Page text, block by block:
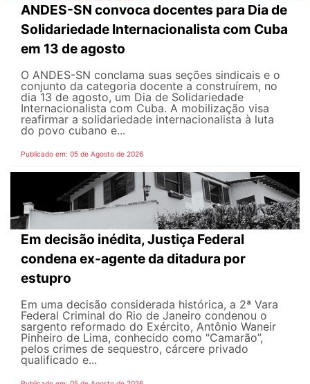
ANDES-SN convoca docentes para Dia de
Solidariedade Internacionalista com Cuba
em 13 de agosto
O ANDES-SN conclama suas seções sindicais e o
conjunto da categoria docente a construírem, no
dia 13 de agosto, um Dia de Solidariedade
Internacionalista com Cuba. A mobilização visa
reafirmar a solidariedade internacionalista à luta
do povo cubano e...
Publicado em: 05 de Agosto de 2026
Em decisão inédita, Justiça Federal
condena ex-agente da ditadura por
estupro
Em uma decisão considerada histórica, a 2ª Vara
Federal Criminal do Rio de Janeiro condenou o
sargento reformado do Exército, Antônio Waneir
Pinheiro de Lima, conhecido como "Camarão”,
pelos crimes de sequestro, cárcere privado
qualificado e...